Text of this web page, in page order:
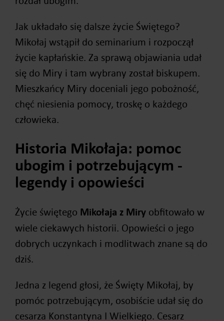
Jak układało się dalsze życie Świętego?
Mikołaj wstąpił do seminarium i rozpoczął
życie kapłańskie. Za sprawą objawiania udał
się do Miry i tam wybrany został biskupem.
Mieszkańcy Miry doceniali jego pobożność,
chęć niesienia pomocy, troskę o każdego
człowieka.
Historia Mikołaja: pomoc
ubogim i potrzebującym -
legendy i opowieści
Życie świętego Mikołaja z Miry obfitowało w
wiele ciekawych historii. Opowieści o jego
dobrych uczynkach i modlitwach znane są do
dziś.
Jedna z legend głosi, że Święty Mikołaj, by
pomóc potrzebującym, osobiście udał się do
cesarza Konstantyna I Wielkiego. Cesarz